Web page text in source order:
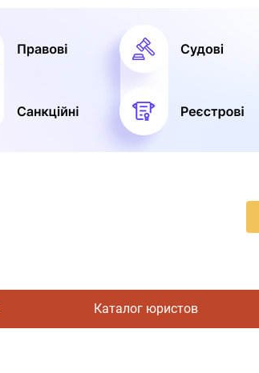
Каталог юристов